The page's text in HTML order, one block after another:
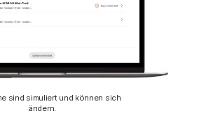
sind simuliert und können sich
ändern.